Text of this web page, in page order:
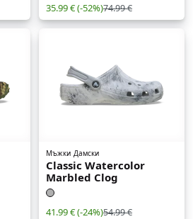
35.99 €(-52%)74.99 €
Мъжки Дамски
Classic Watercolor
Marbled Clog
41.99 €(-24%)54.99 €